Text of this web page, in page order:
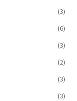
(3)
(6)
(3)
(2)
(3)
(3)